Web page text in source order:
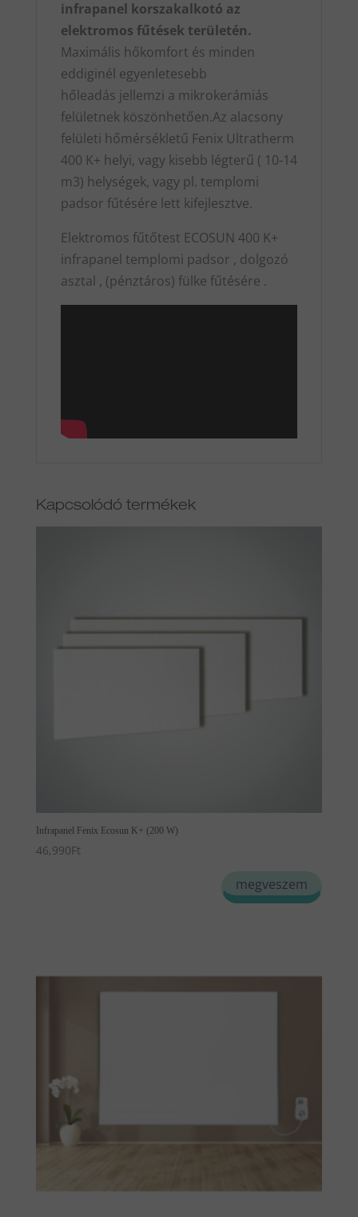
infrapanel korszakalkotó az
elektromos fűtések területén.
Maximális hőkomfort és minden
eddiginél egyenletesebb
hőleadás jellemzi a mikrokerámiás
felületnek köszönhetően.Az alacsony
felületi hőmérsékletű Fenix Ultratherm
400 K+ helyi, vagy kisebb légterű ( 10-14
m3) helységek, vagy pl. templomi
padsor fűtésére lett kifejlesztve.
Elektromos fűtőtest ECOSUN 400 K+
infrapanel templomi padsor , dolgozó
asztal , (pénztáros) fülke fűtésére .
Kapcsolódó termékek
Infrapanel Fenix Ecosun K+ (200 W)
46,990Ft
megveszem